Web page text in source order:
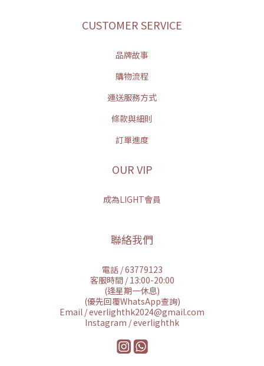
CUSTOMER SERVICE
品牌故事
購物流程
運送服務方式
條款與細則
訂單進度
OUR VIP
成為LIGHT會員
聯絡我們
電話 / 63779123
客服時間 / 13:00-20:00
(逢星期一休息)
(優先回覆WhatsApp查詢)
Email / everlighthk2024@gmail.com
Instagram / everlighthk